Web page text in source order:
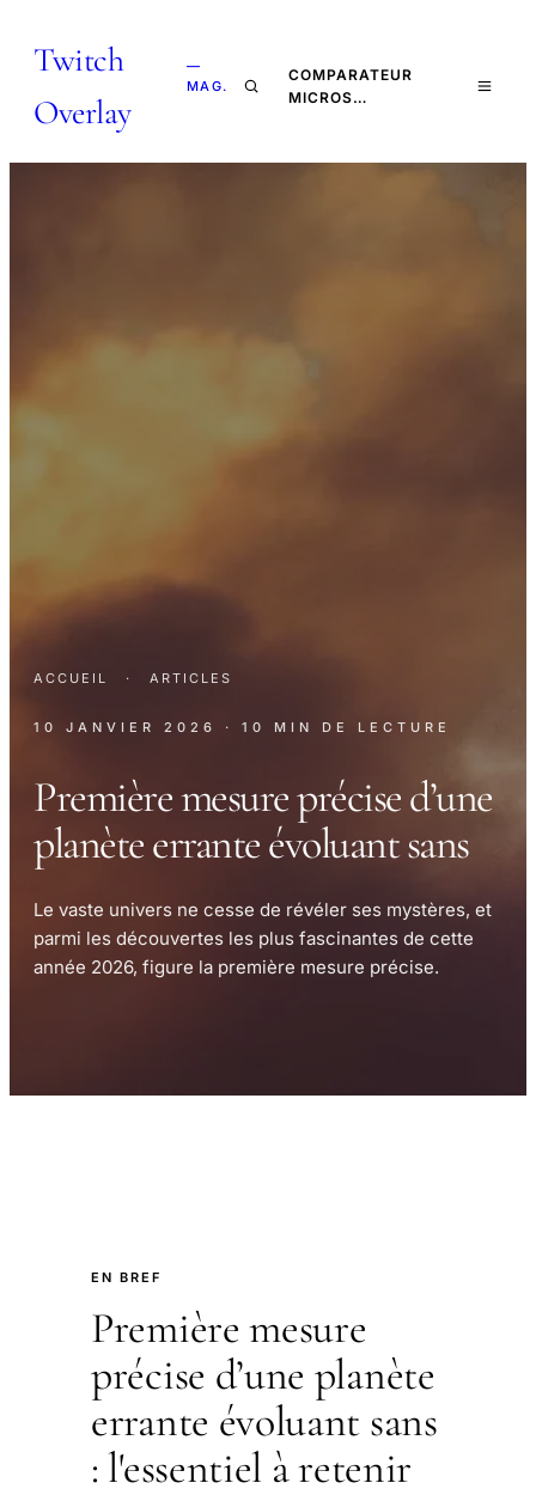
Twitch
Overlay
—
MAG.
COMPARATEUR
MICROS…
ACCUEIL · ARTICLES
10 JANVIER 2026 · 10 MIN DE LECTURE
Première mesure précise d’une
planète errante évoluant sans
Le vaste univers ne cesse de révéler ses mystères, et
parmi les découvertes les plus fascinantes de cette
année 2026, figure la première mesure précise.
EN BREF
Première mesure
précise d’une planète
errante évoluant sans
: l'essentiel à retenir